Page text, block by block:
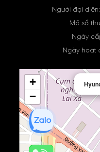
Người đại
Mã số
Ngày
Ngày hoạt
+
−